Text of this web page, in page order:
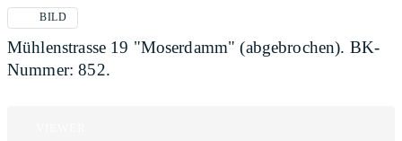
BILD
Mühlenstrasse 19 "Moserdamm" (abgebrochen). BK-
Nummer: 852.